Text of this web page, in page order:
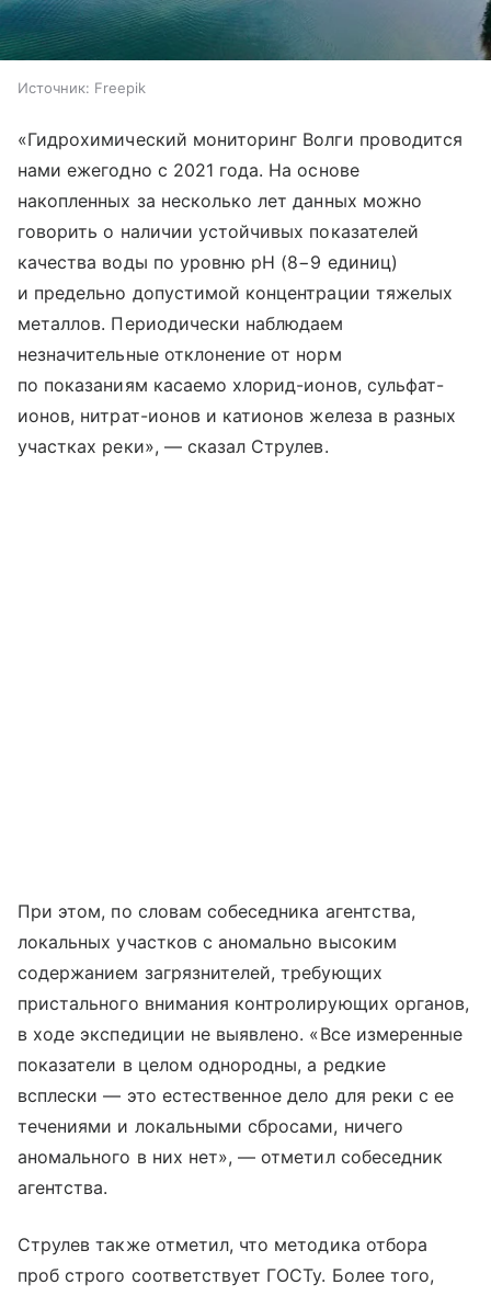
Источник: Freepik
«Гидрохимический мониторинг Волги проводится
нами ежегодно с 2021 года. На основе
накопленных за несколько лет данных можно
говорить о наличии устойчивых показателей
качества воды по уровню рН (8−9 единиц)
и предельно допустимой концентрации тяжелых
металлов. Периодически наблюдаем
незначительные отклонение от норм
по показаниям касаемо хлорид-ионов, сульфат-
ионов, нитрат-ионов и катионов железа в разных
участках реки», — сказал Струлев.
При этом, по словам собеседника агентства,
локальных участков с аномально высоким
содержанием загрязнителей, требующих
пристального внимания контролирующих органов,
в ходе экспедиции не выявлено. «Все измеренные
показатели в целом однородны, а редкие
всплески — это естественное дело для реки с ее
течениями и локальными сбросами, ничего
аномального в них нет», — отметил собеседник
агентства.
Струлев также отметил, что методика отбора
проб строго соответствует ГОСТу. Более того,